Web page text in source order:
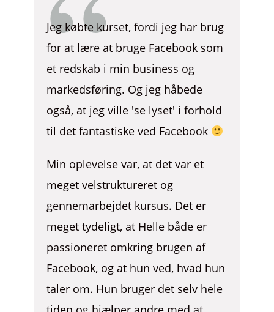
Jeg købte kurset, fordi jeg har brug
for at lære at bruge Facebook som
et redskab i min business og
markedsføring. Og jeg håbede
også, at jeg ville 'se lyset' i forhold
til det fantastiske ved Facebook
Min oplevelse var, at det var et
meget velstruktureret og
gennemarbejdet kursus. Det er
meget tydeligt, at Helle både er
passioneret omkring brugen af
Facebook, og at hun ved, hvad hun
taler om. Hun bruger det selv hele